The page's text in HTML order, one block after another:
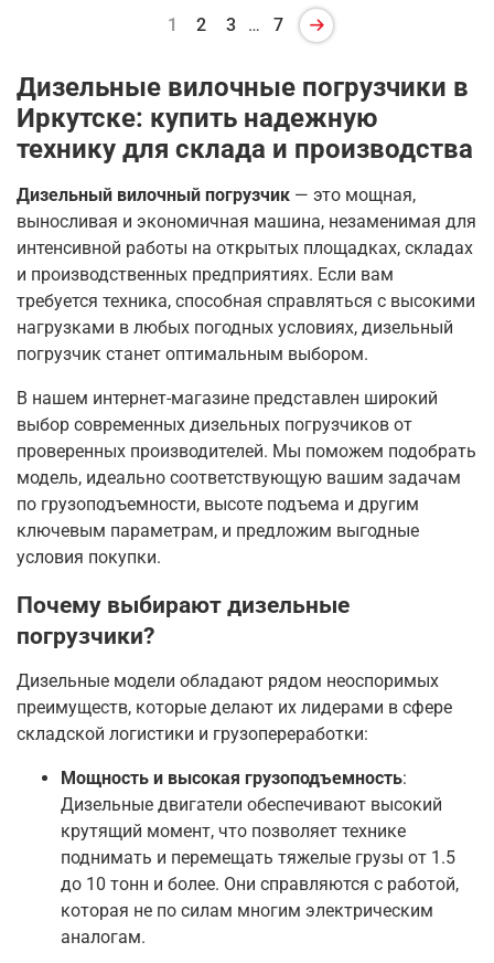
1 2 3 … 7
Дизельные вилочные погрузчики в
Иркутске: купить надежную
технику для склада и производства
Дизельный вилочный погрузчик — это мощная,
выносливая и экономичная машина, незаменимая для
интенсивной работы на открытых площадках, складах
и производственных предприятиях. Если вам
требуется техника, способная справляться с высокими
нагрузками в любых погодных условиях, дизельный
погрузчик станет оптимальным выбором.
В нашем интернет-магазине представлен широкий
выбор современных дизельных погрузчиков от
проверенных производителей. Мы поможем подобрать
модель, идеально соответствующую вашим задачам
по грузоподъемности, высоте подъема и другим
ключевым параметрам, и предложим выгодные
условия покупки.
Почему выбирают дизельные
погрузчики?
Дизельные модели обладают рядом неоспоримых
преимуществ, которые делают их лидерами в сфере
складской логистики и грузопереработки:
Мощность и высокая грузоподъемность:
Дизельные двигатели обеспечивают высокий
крутящий момент, что позволяет технике
поднимать и перемещать тяжелые грузы от 1.5
до 10 тонн и более. Они справляются с работой,
которая не по силам многим электрическим
аналогам.